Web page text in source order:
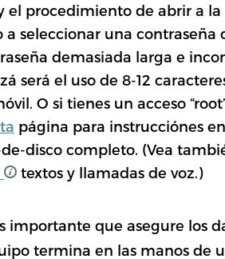
el procedimiento de abrir a la
seleccionar una contraseña
demasiada larga e
será el uso de 8-12
O si tienes un acceso
página para instrucciónes
disco completo. (Vea
textos y llamadas de voz.)
importante que asegure los
termina en las manos de